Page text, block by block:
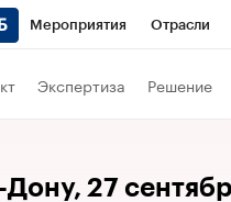
Мероприятия Отрасли
Экспертиза Решение
Дону, 27